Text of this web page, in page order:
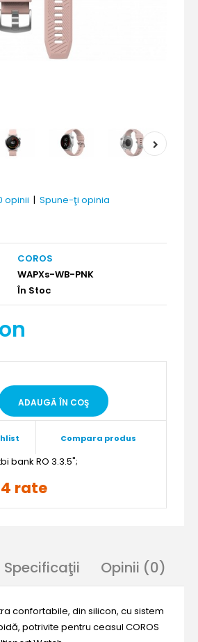
opinii | Spune-ţi opinia
COROS
WAPXs-WB-PNK
În Stoc
Compara produs
";
4 rate
Specificaţii Opinii (0)
confortabile, din silicon, cu sistem
potrivite pentru ceasul COROS